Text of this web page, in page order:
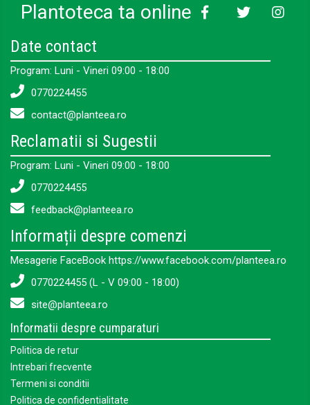
Plantoteca ta online
Date contact
Program: Luni - Vineri 09:00 - 18:00
0770224455
contact@planteea.ro
Reclamatii si Sugestii
Program: Luni - Vineri 09:00 - 18:00
0770224455
feedback@planteea.ro
Informații despre comenzi
Mesagerie FaceBook https://www.facebook.com/planteea.ro
0770224455 (L - V 09:00 - 18:00)
site@planteea.ro
Informatii despre cumparaturi
Politica de retur
Intrebari frecvente
Termeni si conditii
Politica de confidentialitate